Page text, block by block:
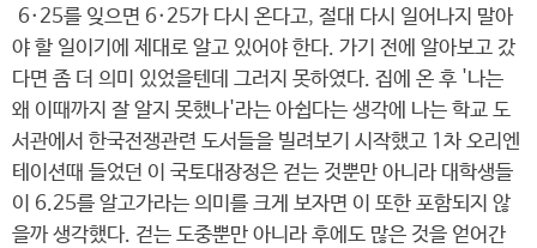
6·25를 잊으면 6·25가 다시 온다고, 절대 다시 일어나지 말아
야 할 일이기에 제대로 알고 있어야 한다. 가기 전에 알아보고 갔
다면 좀 더 의미 있었을텐데 그러지 못하였다. 집에 온 후 '나는
왜 이때까지 잘 알지 못했나'라는 아쉽다는 생각에 나는 학교 도
서관에서 한국전쟁관련 도서들을 빌려보기 시작했고 1차 오리엔
테이션때 들었던 이 국토대장정은 걷는 것뿐만 아니라 대학생들
이 6.25를 알고가라는 의미를 크게 보자면 이 또한 포함되지 않
을까 생각했다. 걷는 도중뿐만 아니라 후에도 많은 것을 얻어간